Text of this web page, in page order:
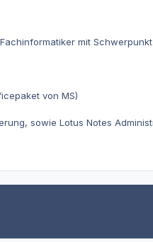
mit
von MS)
sowie Lotus Notes